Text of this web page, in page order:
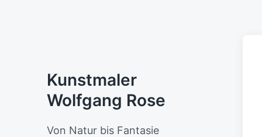
Kunstmaler
Wolfgang Rose
Von Natur bis Fantasie